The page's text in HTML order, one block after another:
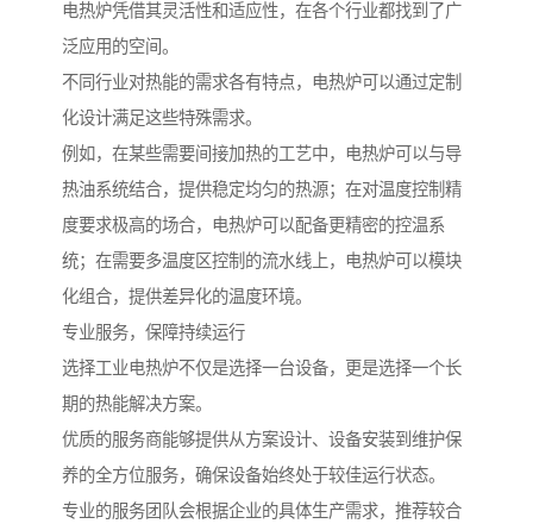
电热炉凭借其灵活性和适应性，在各个行业都找到了广
泛应用的空间。
不同行业对热能的需求各有特点，电热炉可以通过定制
化设计满足这些特殊需求。
例如，在某些需要间接加热的工艺中，电热炉可以与导
热油系统结合，提供稳定均匀的热源；在对温度控制精
度要求极高的场合，电热炉可以配备更精密的控温系
统；在需要多温度区控制的流水线上，电热炉可以模块
化组合，提供差异化的温度环境。
专业服务，保障持续运行
选择工业电热炉不仅是选择一台设备，更是选择一个长
期的热能解决方案。
优质的服务商能够提供从方案设计、设备安装到维护保
养的全方位服务，确保设备始终处于较佳运行状态。
专业的服务团队会根据企业的具体生产需求，推荐较合